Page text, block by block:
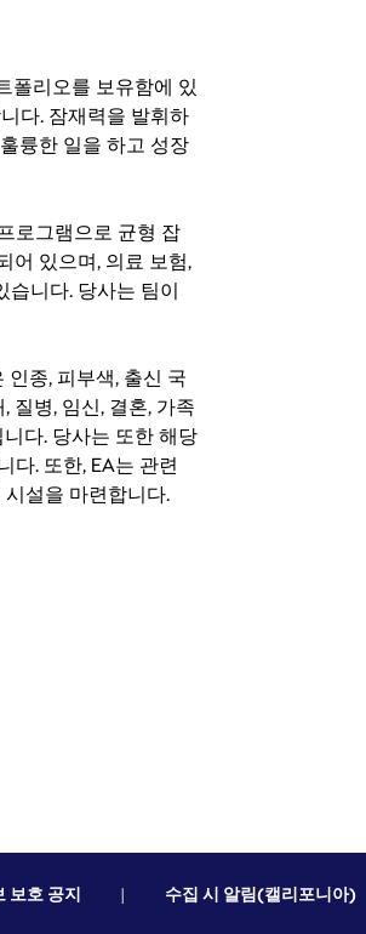
폴리오를 보유함에 있
다. 잠재력을 발휘하
륭한 일을 하고 성장
로그램으로 균형 잡
어 있으며, 의료 보험,
습니다. 당사는 팀이
종, 피부색, 출신 국
질병, 임신, 결혼, 가족
다. 당사는 또한 해당
다. 또한, EA는 관련
설을 마련합니다.
보호 공지 | 수집 시 알림(캘리포니아)